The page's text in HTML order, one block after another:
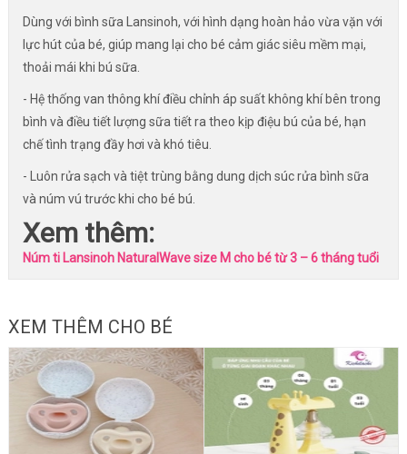
Dùng với bình sữa Lansinoh, với hình dạng hoàn hảo vừa vặn với
lực hút của bé, giúp mang lại cho bé cảm giác siêu mềm mại,
thoải mái khi bú sữa.
- Hệ thống van thông khí điều chỉnh áp suất không khí bên trong
bình và điều tiết lượng sữa tiết ra theo kịp điệu bú của bé, hạn
chế tình trạng đầy hơi và khó tiêu.
- Luôn rửa sạch và tiệt trùng bằng dung dịch súc rửa bình sữa
và núm vú trước khi cho bé bú.
Xem thêm:
Núm ti Lansinoh NaturalWave size M cho bé từ 3 – 6 tháng tuổi
XEM THÊM CHO BÉ